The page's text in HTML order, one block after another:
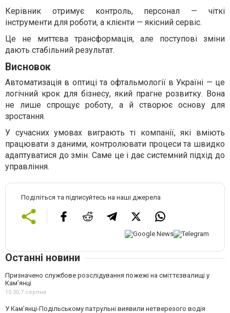
Керівник отримує контроль, персонал — чіткі
інструменти для роботи, а клієнти — якісний сервіс.
Це не миттєва трансформація, але поступові зміни
дають стабільний результат.
Висновок
Автоматизація в оптиці та офтальмології в Україні — це
логічний крок для бізнесу, який прагне розвитку. Вона
не лише спрощує роботу, а й створює основу для
зростання.
У сучасних умовах виграють ті компанії, які вміють
працювати з даними, контролювати процеси та швидко
адаптуватися до змін. Саме це і дає системний підхід до
управління.
Поділіться та підписуйтесь на наші джерела
Останні новини
Призначено службове розслідування пожежі на сміттєзвалищі у
Кам’янці
15:30, 7 серпня
У Кам’янці-Подільському патрульні виявили нетверезого водія